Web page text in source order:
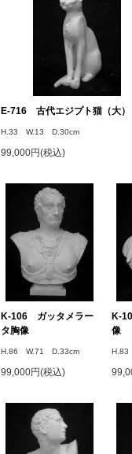
E-716 古代エジプト猫（大）
H.33 W.13 D.30cm
99,000円(税込)
K-106 ガッタメラー
タ胸像
H.86 W.71 D.33cm
99,000円(税込)
K-
像